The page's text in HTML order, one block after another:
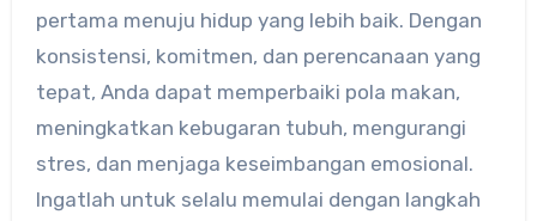
pertama menuju hidup yang lebih baik. Dengan
konsistensi, komitmen, dan perencanaan yang
tepat, Anda dapat memperbaiki pola makan,
meningkatkan kebugaran tubuh, mengurangi
stres, dan menjaga keseimbangan emosional.
Ingatlah untuk selalu memulai dengan langkah